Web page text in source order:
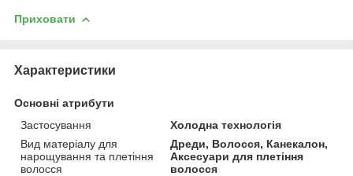
Приховати
Характеристики
Основні атрибути
Застосування
Холодна технологія
Вид матеріалу для
нарощування та плетіння
волосся
Дреди, Волосся, Канекалон,
Аксесуари для плетіння
волосся